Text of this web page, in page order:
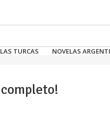
TURCAS NOVELAS